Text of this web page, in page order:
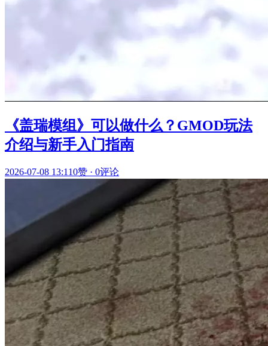
《盖瑞模组》可以做什么？GMOD玩法
介绍与新手入门指南
2026-07-08 13:110赞 · 0评论